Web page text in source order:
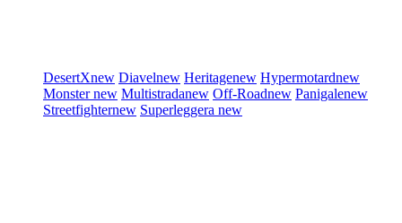
DesertXnew Diavelnew Heritagenew Hypermotardnew
Monsternew Multistradanew Off-Roadnew Panigalenew
Streetfighternew Superleggera new